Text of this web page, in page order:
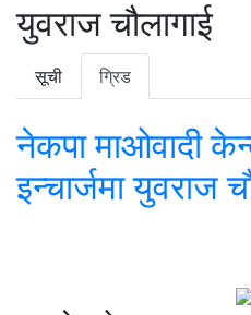
युवराज चौलागाई
सूची ग्रिड
नेकपा माओवादी
इन्चार्जमा युवराज